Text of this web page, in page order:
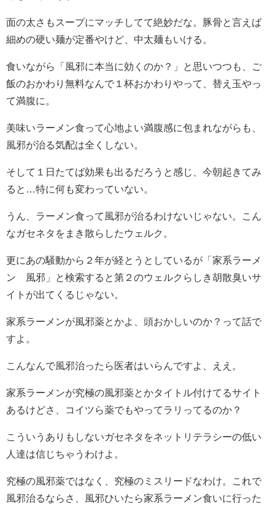
面の太さもスープにマッチしてて絶妙だな。豚骨と言えば
細めの硬い麺が定番やけど、中太麺もいける。
食いながら「風邪に本当に効くのか？」と思いつつも、ご
飯のおかわり無料なんで１杯おかわりやって、替え玉やっ
て満腹に。
美味いラーメン食って心地よい満腹感に包まれながらも、
風邪が治る気配は全くしない。
そして１日たてば効果も出るだろうと感じ、今朝起きてみ
ると…特に何も変わっていない。
うん、ラーメン食って風邪が治るわけないじゃない。こん
なガセネタをまき散らしたウェルク。
更にあの騒動から２年が経とうとしているが「家系ラーメ
ン 風邪」と検索すると第２のウェルクらしき胡散臭いサ
イトが出てくるじゃない。
家系ラーメンが風邪薬とかよ、頭おかしいのか？って話で
すよ。
こんなんで風邪治ったら医者はいらんですよ、ええ。
家系ラーメンが究極の風邪薬とかタイトル付けてるサイト
あるけどさ、コイツら薬でもやってラリってるのか？
こういうありもしないガセネタをネットリテラシーの低い
人達は信じちゃうわけよ。
究極の風邪薬ではなく、究極のミスリードなわけ。これで
風邪治るならさ、風邪ひいたら家系ラーメン食いに行った